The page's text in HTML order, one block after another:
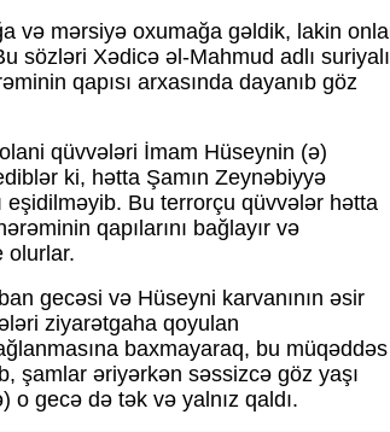
və mərsiyə oxumağa gəldik, lakin
sözləri Xədicə əl-Mahmud adlı suriyalı
qapısı arxasında dayanıb göz
qüvvələri İmam Hüseynin (ə)
ki, hətta Şamın Zeynəbiyyə
eşidilməyib. Bu terrorçu qüvvələr hətta
qapılarını bağlayır və
olurlar.
gecəsi və Hüseyni karvanının əsir
ziyarətgaha qoyulan
baxmayaraq, bu müqəddəs
şamlar əriyərkən səssizcə göz yaşı
gecə də tək və yalnız qaldı.